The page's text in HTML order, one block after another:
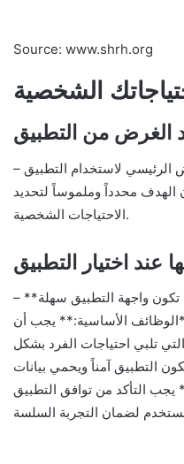
Source: www.shrh.org
الشخصية
الغرض من التطبيق
– يجب على الشخص تحديد الغرض الرئيسي لاستخدام التطبيق
محدداً وملموساً لتحديد
الاحتياجات الشخصية.
عند اختيار التطبيق
– **واجهة المستخدم:** يجب أن تكون واجهة التطبيق سهلة
الأساسية:** يجب أن
تلبي احتياجات الفرد بشكل
التطبيق آمناً ويحمي بيانات
التأكد من توافق التطبيق